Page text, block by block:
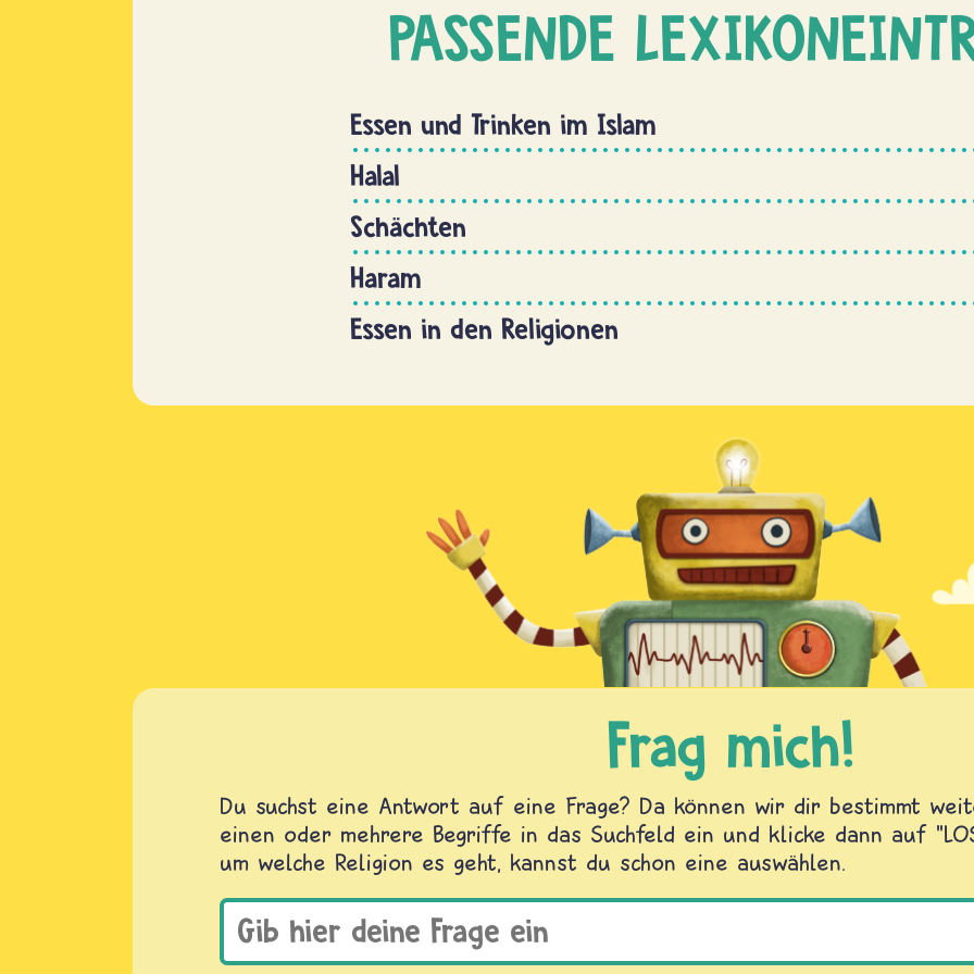
PASSENDE
Essen und Trinken im Islam
Halal
Schächten
Haram
Essen in den Religionen
Frag mich!
Du suchst eine Antwort auf eine Frage? Da können wir dir bestimmt
einen oder mehrere Begriffe in das Suchfeld ein und klicke dann auf
um welche Religion es geht, kannst du schon eine auswählen.